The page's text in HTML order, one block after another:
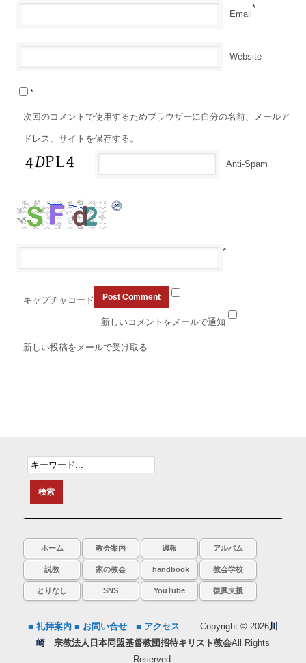
Email
*
Website
次回のコメントで使用するためブラウザーに自分の名前、メールア
ドレス、サイトを保存する。
Anti-Spam
*
キャプチャコード
*
新しいコメントをメールで通知
新しい投稿をメールで受け取る
ホーム 教会案内 週報 アルバム
説教 家の教会 handbook 教会学校
とりなし SNS YouTube 復興支援
■ 礼拝案内 ■ お問い合せ ■ アクセス Copyright © 2026川
崎
宗教法人日本同盟基督教団招待キリスト教会All Rights
Reserved.